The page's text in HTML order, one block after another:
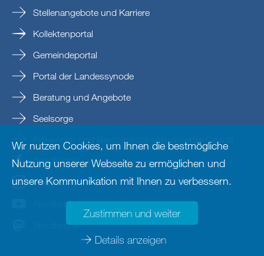
Stellenangebote und Karriere
Kollektenportal
Gemeindeportal
Portal der Landessynode
Beratung und Angebote
Seelsorge
Nordkirche
nordkirche
Nordkirche
Nordkirche
Wir nutzen Cookies, um Ihnen die bestmögliche
Nutzung unserer Webseite zu ermöglichen und
unsere Kommunikation mit Ihnen zu verbessern.
Zustimmen und weiter
Details anzeigen